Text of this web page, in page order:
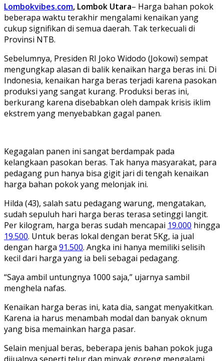
Lombokvibes.com, Lombok Utara– Harga bahan pokok
beberapa waktu terakhir mengalami kenaikan yang
cukup signifikan di semua daerah. Tak terkecuali di
Provinsi NTB.
Sebelumnya, Presiden RI Joko Widodo (Jokowi) sempat
mengungkap alasan di balik kenaikan harga beras ini. Di
Indonesia, kenaikan harga beras terjadi karena pasokan
produksi yang sangat kurang. Produksi beras ini,
berkurang karena disebabkan oleh dampak krisis iklim
ekstrem yang menyebabkan gagal panen.
Kegagalan panen ini sangat berdampak pada
kelangkaan pasokan beras. Tak hanya masyarakat, para
pedagang pun hanya bisa gigit jari di tengah kenaikan
harga bahan pokok yang melonjak ini.
Hilda (43), salah satu pedagang warung, mengatakan,
sudah sepuluh hari harga beras terasa setinggi langit.
Per kilogram, harga beras sudah mencapai 19.000 hingga
19.500. Untuk beras lokal dengan berat 5Kg, ia jual
dengan harga 91.500. Angka ini hanya memiliki selisih
kecil dari harga yang ia beli sebagai pedagang.
“Saya ambil untungnya 1000 saja,” ujarnya sambil
menghela nafas.
Kenaikan harga beras ini, kata dia, sangat menyakitkan.
Karena ia harus menambah modal dan banyak oknum
yang bisa memainkan harga pasar.
Selain menjual beras, beberapa jenis bahan pokok juga